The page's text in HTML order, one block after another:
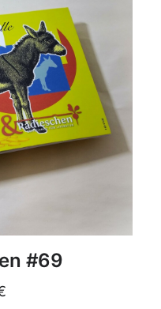
#69